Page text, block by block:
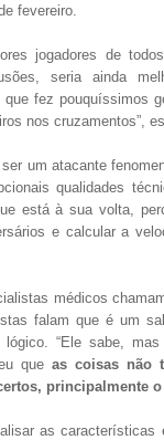
fevereiro.
jogadores de
seria ainda
fez pouquíssimos
nos cruzamentos”,
um atacante
qualidades
está à sua volta,
e calcular a
médicos
falam que é um
lógico. “Ele sabe,
que as coisas não
principalmente
as características